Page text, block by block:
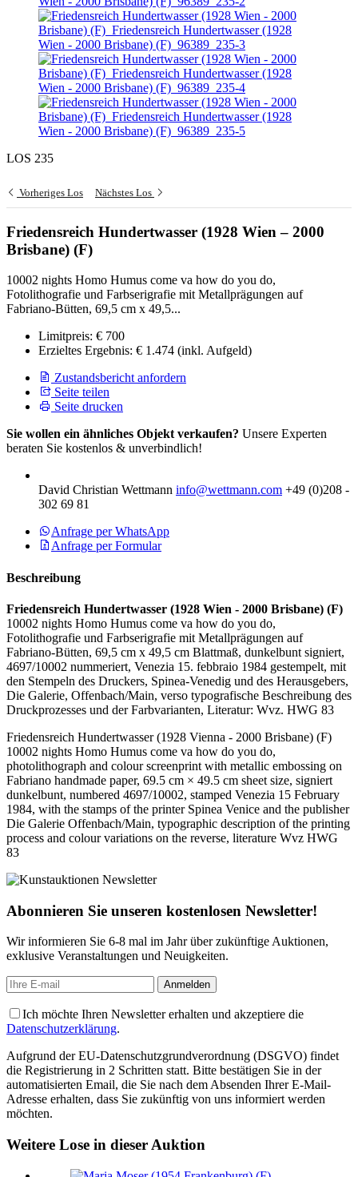
LOS 235
Vorheriges Los Nächstes Los
Friedensreich Hundertwasser (1928 Wien – 2000
Brisbane) (F)
10002 nights Homo Humus come va how do you do,
Fotolithografie und Farbserigrafie mit Metallprägungen auf
Fabriano-Bütten, 69,5 cm x 49,5...
Limitpreis: € 700
Erzieltes Ergebnis: € 1.474 (inkl. Aufgeld)
Zustandsbericht anfordern
Seite teilen
Seite drucken
Sie wollen ein ähnliches Objekt verkaufen? Unsere Experten
beraten Sie kostenlos & unverbindlich!
David Christian Wettmann info@wettmann.com +49 (0)208 -
302 69 81
Anfrage per WhatsApp
Anfrage per Formular
Beschreibung
Friedensreich Hundertwasser (1928 Wien - 2000 Brisbane) (F)
10002 nights Homo Humus come va how do you do,
Fotolithografie und Farbserigrafie mit Metallprägungen auf
Fabriano-Bütten, 69,5 cm x 49,5 cm Blattmaß, dunkelbunt signiert,
4697/10002 nummeriert, Venezia 15. febbraio 1984 gestempelt, mit
den Stempeln des Druckers, Spinea-Venedig und des Herausgebers,
Die Galerie, Offenbach/Main, verso typografische Beschreibung des
Druckprozesses und der Farbvarianten, Literatur: Wvz. HWG 83
Friedensreich Hundertwasser (1928 Vienna - 2000 Brisbane) (F)
10002 nights Homo Humus come va how do you do,
photolithograph and colour screenprint with metallic embossing on
Fabriano handmade paper, 69.5 cm × 49.5 cm sheet size, signiert
dunkelbunt, numbered 4697/10002, stamped Venezia 15 February
1984, with the stamps of the printer Spinea Venice and the publisher
Die Galerie Offenbach/Main, typographic description of the printing
process and colour variations on the reverse, literature Wvz HWG
83
Abonnieren Sie unseren kostenlosen Newsletter!
Wir informieren Sie 6-8 mal im Jahr über zukünftige Auktionen,
exklusive Veranstaltungen und Neuigkeiten.
Ich möchte Ihren Newsletter erhalten und akzeptiere die
Datenschutzerklärung.
Aufgrund der EU-Datenschutzgrundverordnung (DSGVO) findet
die Registrierung in 2 Schritten statt. Bitte bestätigen Sie in der
automatisierten Email, die Sie nach dem Absenden Ihrer E-Mail-
Adresse erhalten, dass Sie zukünftig von uns informiert werden
möchten.
Weitere Lose in dieser Auktion